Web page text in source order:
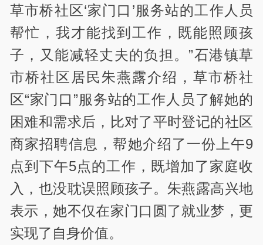
草市桥社区‘家门口’服务站的工作人员
帮忙，我才能找到工作，既能照顾孩
子，又能减轻丈夫的负担。”石港镇草
市桥社区居民朱燕露介绍，草市桥社
区“家门口”服务站的工作人员了解她的
困难和需求后，比对了平时登记的社区
商家招聘信息，帮她介绍了一份上午9
点到下午5点的工作，既增加了家庭收
入，也没耽误照顾孩子。朱燕露高兴地
表示，她不仅在家门口圆了就业梦，更
实现了自身价值。